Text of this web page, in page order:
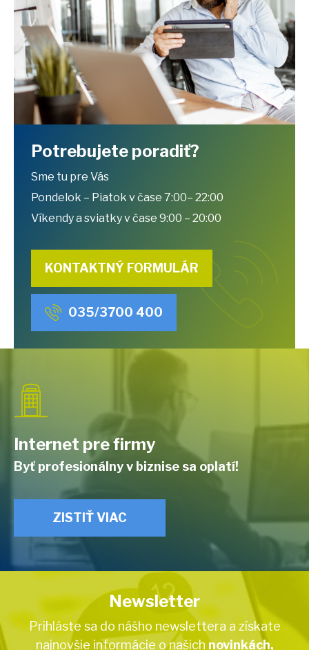
Potrebujete poradiť?
Sme tu pre Vás
Pondelok – Piatok v čase 7:00– 22:00
Víkendy a sviatky v čase 9:00 – 20:00
KONTAKTNÝ FORMULÁR
035/3700 400
Internet pre firmy
Byť profesionálny v biznise sa oplatí!
ZISTIŤ VIAC
Newsletter
Prihláste sa do nášho newslettera a získate
najnovšie informácie o našich novinkách,